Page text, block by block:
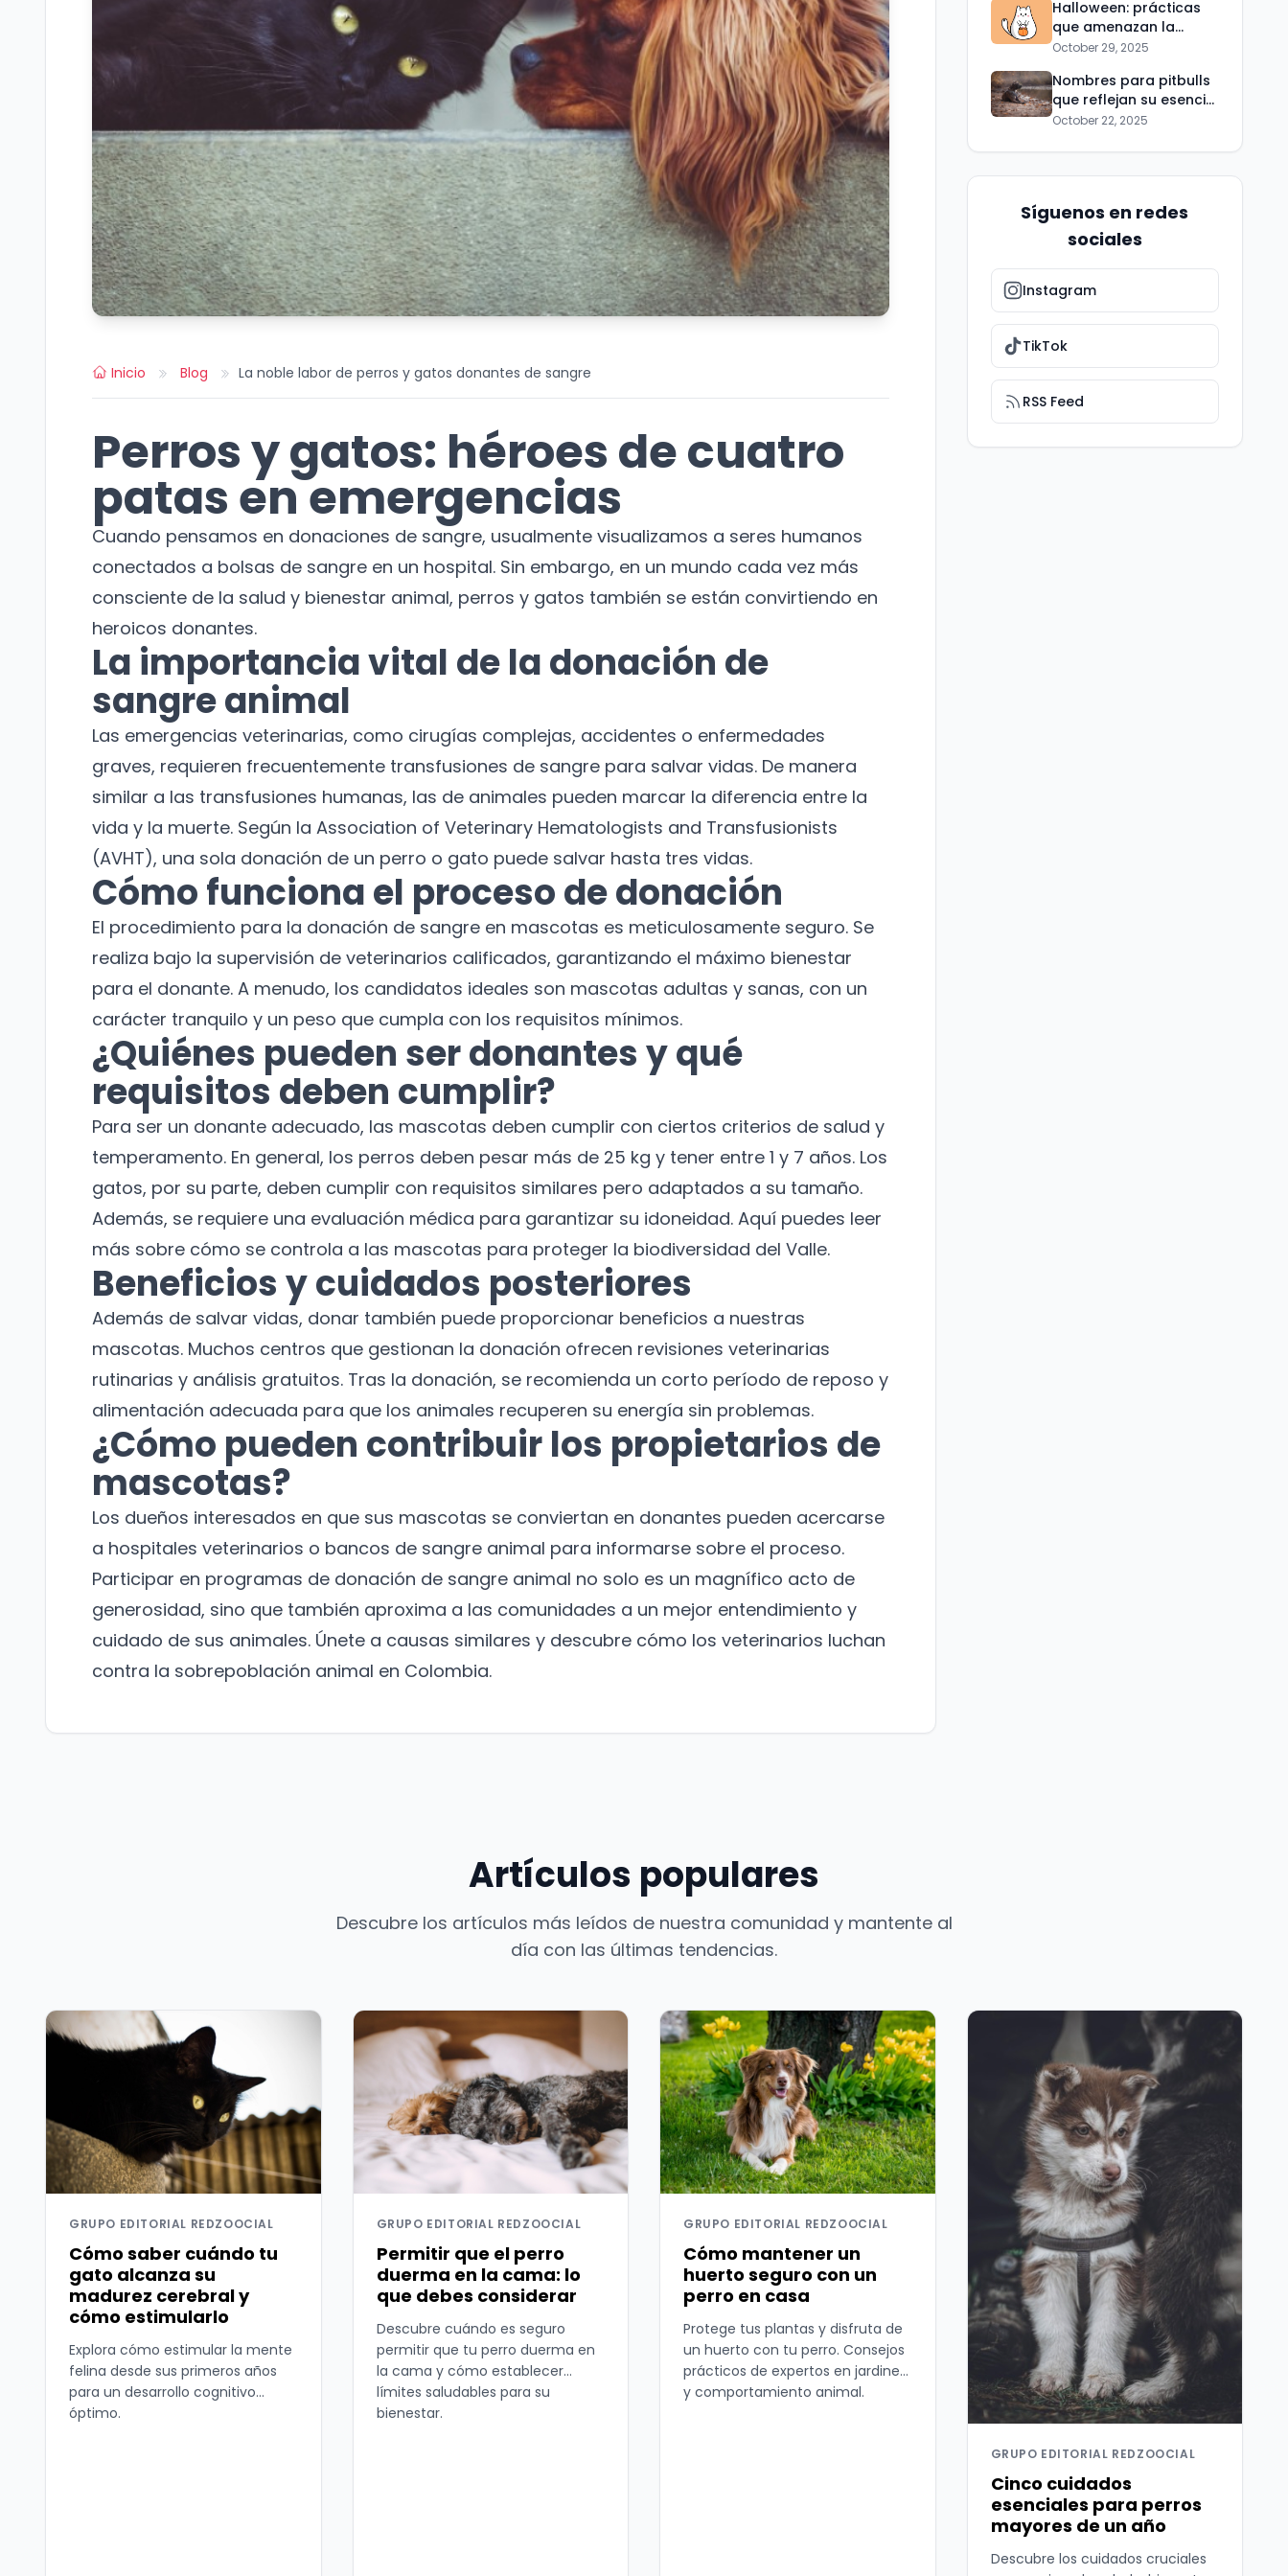
Inicio Blog La noble labor de perros y gatos donantes de sangre
Perros y gatos: héroes de cuatro
patas en emergencias
Cuando pensamos en donaciones de sangre, usualmente visualizamos a seres humanos
conectados a bolsas de sangre en un hospital. Sin embargo, en un mundo cada vez más
consciente de la salud y bienestar animal, perros y gatos también se están convirtiendo en
heroicos donantes.
La importancia vital de la donación de
sangre animal
Las emergencias veterinarias, como cirugías complejas, accidentes o enfermedades
graves, requieren frecuentemente transfusiones de sangre para salvar vidas. De manera
similar a las transfusiones humanas, las de animales pueden marcar la diferencia entre la
vida y la muerte. Según la Association of Veterinary Hematologists and Transfusionists
(AVHT), una sola donación de un perro o gato puede salvar hasta tres vidas.
Cómo funciona el proceso de donación
El procedimiento para la donación de sangre en mascotas es meticulosamente seguro. Se
realiza bajo la supervisión de veterinarios calificados, garantizando el máximo bienestar
para el donante. A menudo, los candidatos ideales son mascotas adultas y sanas, con un
carácter tranquilo y un peso que cumpla con los requisitos mínimos.
¿Quiénes pueden ser donantes y qué
requisitos deben cumplir?
Para ser un donante adecuado, las mascotas deben cumplir con ciertos criterios de salud y
temperamento. En general, los perros deben pesar más de 25 kg y tener entre 1 y 7 años. Los
gatos, por su parte, deben cumplir con requisitos similares pero adaptados a su tamaño.
Además, se requiere una evaluación médica para garantizar su idoneidad. Aquí puedes leer
más sobre cómo se controla a las mascotas para proteger la biodiversidad del Valle.
Beneficios y cuidados posteriores
Además de salvar vidas, donar también puede proporcionar beneficios a nuestras
mascotas. Muchos centros que gestionan la donación ofrecen revisiones veterinarias
rutinarias y análisis gratuitos. Tras la donación, se recomienda un corto período de reposo y
alimentación adecuada para que los animales recuperen su energía sin problemas.
¿Cómo pueden contribuir los propietarios de
mascotas?
Los dueños interesados en que sus mascotas se conviertan en donantes pueden acercarse
a hospitales veterinarios o bancos de sangre animal para informarse sobre el proceso.
Participar en programas de donación de sangre animal no solo es un magnífico acto de
generosidad, sino que también aproxima a las comunidades a un mejor entendimiento y
cuidado de sus animales. Únete a causas similares y descubre cómo los veterinarios luchan
contra la sobrepoblación animal en Colombia.
Halloween: prácticas
que amenazan la
seguridad de tus
October 29, 2025
Nombres para pitbulls
que reflejan su esencia:
De Thor a Luna
October 22, 2025
Síguenos en redes
sociales
Instagram
TikTok
RSS Feed
Artículos populares
Descubre los artículos más leídos de nuestra comunidad y mantente al
día con las últimas tendencias.
GRUPO EDITORIAL REDZOOCIAL
Cómo saber cuándo tu
gato alcanza su
madurez cerebral y
cómo estimularlo
Explora cómo estimular la mente
felina desde sus primeros años
para un desarrollo cognitivo
óptimo.
GRUPO EDITORIAL REDZOOCIAL
Permitir que el perro
duerma en la cama: lo
que debes considerar
Descubre cuándo es seguro
permitir que tu perro duerma en
la cama y cómo establecer
límites saludables para su
bienestar.
GRUPO EDITORIAL REDZOOCIAL
Cómo mantener un
huerto seguro con un
perro en casa
Protege tus plantas y disfruta de
un huerto con tu perro. Consejos
prácticos de expertos en jardines
y comportamiento animal.
GRUPO EDITORIAL REDZOOCIAL
Cinco cuidados
esenciales para perros
mayores de un año
Descubre los cuidados cruciales
¡No te pierdas nuestras
Suscríbete a nuestro boletín para recibir
noticias y actualizaciones.
Correo electrónico
No te preocupes, no enviamos spam.